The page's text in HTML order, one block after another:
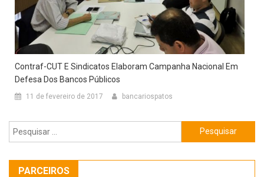
Contraf-CUT E Sindicatos Elaboram Campanha Nacional Em
Defesa Dos Bancos Públicos
11 de fevereiro de 2017 bancariospatos
Pesquisar
por:
PARCEIROS